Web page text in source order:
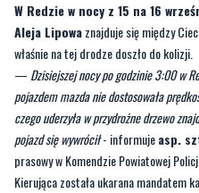
W Redzie w nocy z 15 na 16
Aleja Lipowaznajduje się między
właśnie na tej drodze doszło do kolizji.
— Dzisiejszej nocy po godzinie 3:00 w
pojazdem mazda nie dostosowała
czego uderzyła w przydrożne drzewo
pojazd się wywrócił- informujeasp.
prasowy w Komendzie Powiatowej
Kierująca została ukarana mandatem